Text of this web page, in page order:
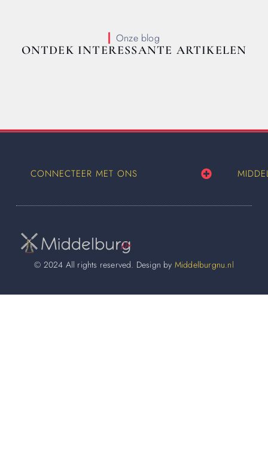
Onze blog
ONTDEK INTERESSANTE ARTIKELEN
CONNECTEER MET ONS
© 2024 All rights reserved. Design by Middelburgnu.nl